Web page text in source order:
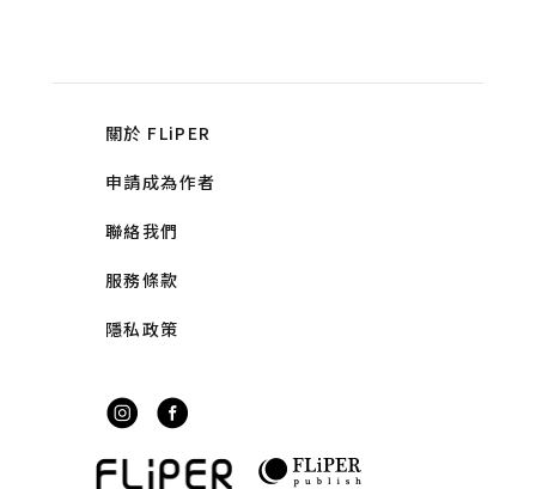
關於 FLiPER
申請成為作者
聯絡我們
服務條款
隱私政策